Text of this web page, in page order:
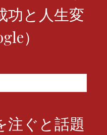
と人生変
）
注ぐと話題